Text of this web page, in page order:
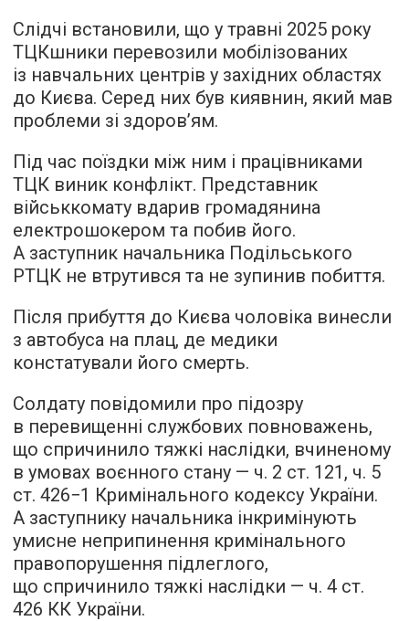
Слідчі встановили, що у травні 2025 року
ТЦКшники перевозили мобілізованих
із навчальних центрів у західних областях
до Києва. Серед них був киявнин, який мав
проблеми зі здоров’ям.
Під час поїздки між ним і працівниками
ТЦК виник конфлікт. Представник
військкомату вдарив громадянина
електрошокером та побив його.
А заступник начальника Подільського
РТЦК не втрутився та не зупинив побиття.
Після прибуття до Києва чоловіка винесли
з автобуса на плац, де медики
констатували його смерть.
Солдату повідомили про підозру
в перевищенні службових повноважень,
що спричинило тяжкі наслідки, вчиненому
в умовах воєнного стану — ч. 2 ст. 121, ч. 5
ст. 426−1 Кримінального кодексу України.
А заступнику начальника інкримінують
умисне неприпинення кримінального
правопорушення підлеглого,
що спричинило тяжкі наслідки — ч. 4 ст.
426 КК України.